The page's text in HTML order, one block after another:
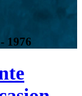
1976